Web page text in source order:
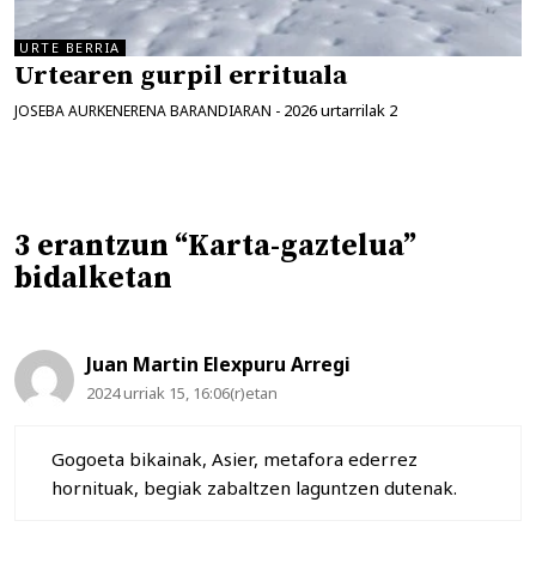
URTE BERRIA
Urtearen gurpil errituala
JOSEBA AURKENERENA BARANDIARAN - 2026 urtarrilak 2
3 erantzun “Karta-gaztelua”
bidalketan
Juan Martin Elexpuru Arregi
2024 urriak 15, 16:06(r)etan
Gogoeta bikainak, Asier, metafora ederrez
hornituak, begiak zabaltzen laguntzen dutenak.